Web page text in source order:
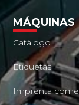
MÁQUINAS
Catálogo
Etiquetas
Imprenta